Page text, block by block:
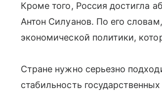
Кроме того, Россия достигла
Антон Силуанов. По его
экономической политики,
Стране нужно серьезно
стабильность